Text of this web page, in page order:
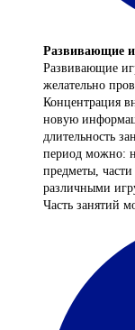
Развивающие
Развивающие
желательно
Концентрация
новую
длительность
период можно:
предметы,
различными
Часть занятий